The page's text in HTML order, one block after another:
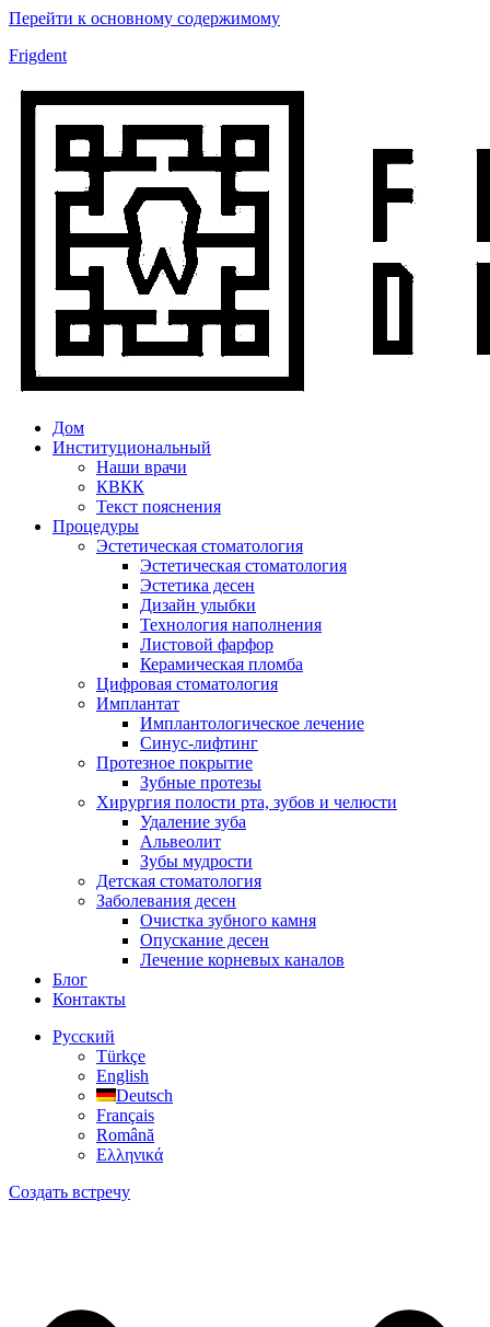
Перейти к основному содержимому
Frigdent
Дом
Институциональный
Наши врачи
КВКК
Текст пояснения
Процедуры
Эстетическая стоматология
Эстетическая стоматология
Эстетика десен
Дизайн улыбки
Технология наполнения
Листовой фарфор
Керамическая пломба
Цифровая стоматология
Имплантат
Имплантологическое лечение
Синус-лифтинг
Протезное покрытие
Зубные протезы
Хирургия полости рта, зубов и челюсти
Удаление зуба
Альвеолит
Зубы мудрости
Детская стоматология
Заболевания десен
Очистка зубного камня
Опускание десен
Лечение корневых каналов
Блог
Контакты
Русский
Türkçe
English
Deutsch
Français
Română
Ελληνικά
Создать встречу